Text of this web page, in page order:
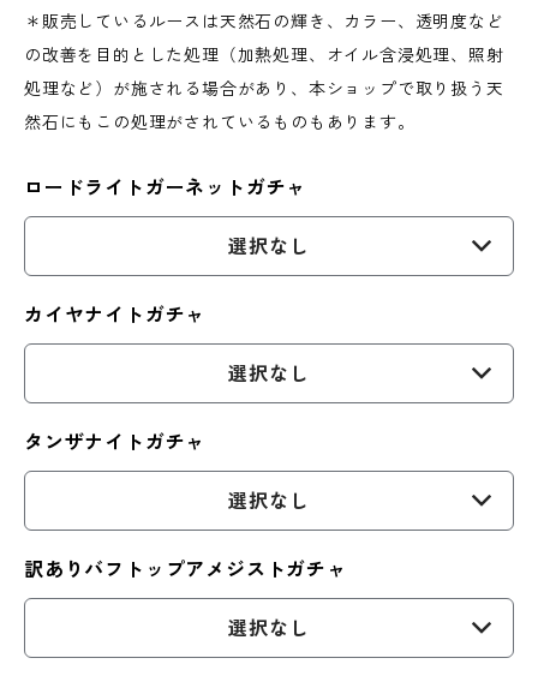
＊販売しているルースは天然石の輝き、カラー、透明度など
の改善を目的とした処理（加熱処理、オイル含浸処理、照射
処理など）が施される場合があり、本ショップで取り扱う天
然石にもこの処理がされているものもあります。
ロードライトガーネットガチャ
選択なし
カイヤナイトガチャ
選択なし
タンザナイトガチャ
選択なし
訳ありバフトップアメジストガチャ
選択なし